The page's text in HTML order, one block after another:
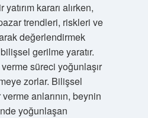
kararı alırken,
trendleri, riskleri ve
değerlendirmek
gerilme yaratır.
süreci yoğunlaşır
zorlar. Bilişsel
anlarının, beynin
yoğunlaşan